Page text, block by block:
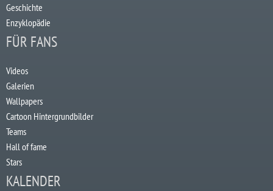
Geschichte
Enzyklopädie
FÜR FANS
Videos
Galerien
Wallpapers
Cartoon Hintergrundbilder
Teams
Hall of fame
Stars
KALENDER